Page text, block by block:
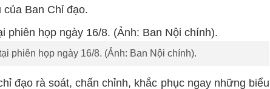
Ban Chỉ đạo.
phiên họp ngày 16/8. (Ảnh: Ban Nội chính).
đạo rà soát, chấn chỉnh, khắc phục ngay những biểu